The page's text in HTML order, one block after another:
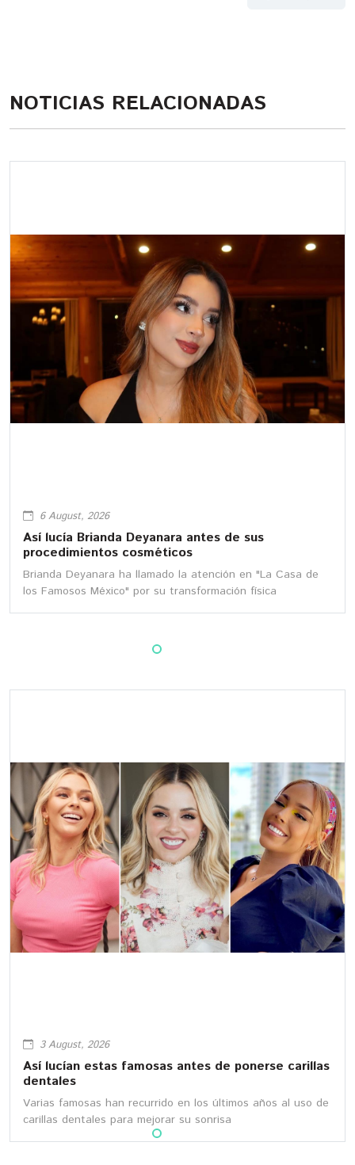
NOTICIAS RELACIONADAS
6 August, 2026
Así lucía Brianda Deyanara antes de sus
procedimientos cosméticos
Brianda Deyanara ha llamado la atención en "La Casa de
los Famosos México" por su transformación física
3 August, 2026
Así lucían estas famosas antes de ponerse carillas
dentales
Varias famosas han recurrido en los últimos años al uso de
carillas dentales para mejorar su sonrisa